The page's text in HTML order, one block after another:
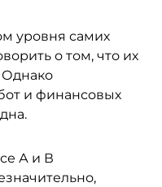
уровня самих
о том, что их
Однако
и финансовых
А и В